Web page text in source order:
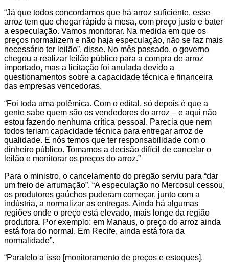
“Já que todos concordamos que há arroz suficiente, esse
arroz tem que chegar rápido à mesa, com preço justo e bater
a especulação. Vamos monitorar. Na medida em que os
preços normalizem e não haja especulação, não se faz mais
necessário ter leilão”, disse. No mês passado, o governo
chegou a realizar leilão público para a compra de arroz
importado, mas a licitação foi anulada devido a
questionamentos sobre a capacidade técnica e financeira
das empresas vencedoras.
“Foi toda uma polêmica. Com o edital, só depois é que a
gente sabe quem são os vendedores do arroz – e aqui não
estou fazendo nenhuma crítica pessoal. Parecia que nem
todos teriam capacidade técnica para entregar arroz de
qualidade. E nós temos que ter responsabilidade com o
dinheiro público. Tomamos a decisão difícil de cancelar o
leilão e monitorar os preços do arroz.”
Para o ministro, o cancelamento do pregão serviu para “dar
um freio de arrumação”. “A especulação no Mercosul cessou,
os produtores gaúchos puderam começar, junto com a
indústria, a normalizar as entregas. Ainda há algumas
regiões onde o preço está elevado, mais longe da região
produtora. Por exemplo: em Manaus, o preço do arroz ainda
está fora do normal. Em Recife, ainda está fora da
normalidade”.
“Paralelo a isso [monitoramento de preços e estoques],